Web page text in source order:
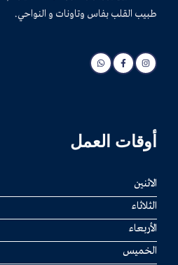
طبيب القلب بفاس وتاونات و النواحي.
أوقات العمل
الاثنين
الثلاثاء
الأربعاء
الخميس